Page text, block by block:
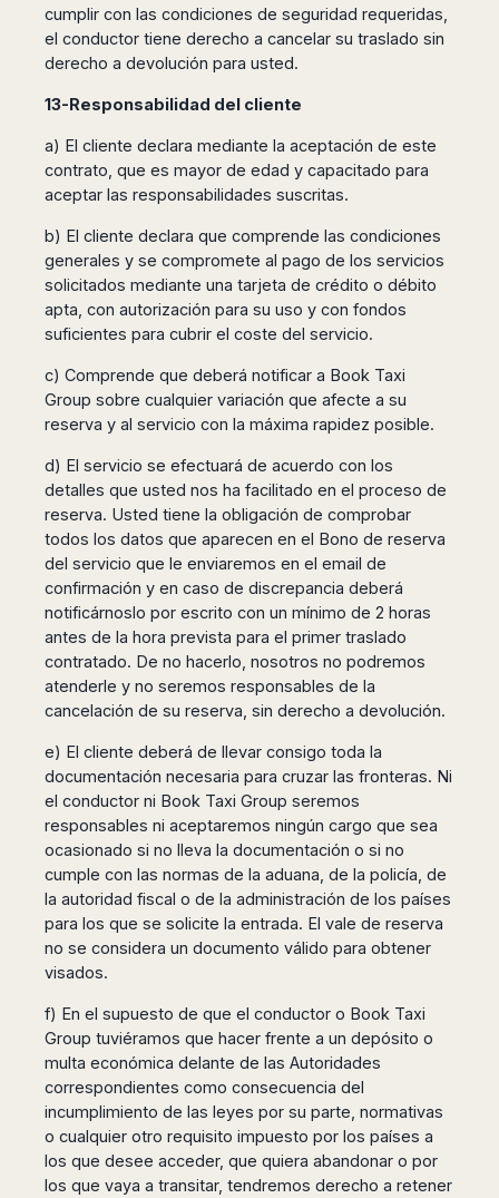
cumplir con las condiciones de seguridad requeridas,
el conductor tiene derecho a cancelar su traslado sin
derecho a devolución para usted.
13-Responsabilidad del cliente
a) El cliente declara mediante la aceptación de este
contrato, que es mayor de edad y capacitado para
aceptar las responsabilidades suscritas.
b) El cliente declara que comprende las condiciones
generales y se compromete al pago de los servicios
solicitados mediante una tarjeta de crédito o débito
apta, con autorización para su uso y con fondos
suficientes para cubrir el coste del servicio.
c) Comprende que deberá notificar a Book Taxi
Group sobre cualquier variación que afecte a su
reserva y al servicio con la máxima rapidez posible.
d) El servicio se efectuará de acuerdo con los
detalles que usted nos ha facilitado en el proceso de
reserva. Usted tiene la obligación de comprobar
todos los datos que aparecen en el Bono de reserva
del servicio que le enviaremos en el email de
confirmación y en caso de discrepancia deberá
notificárnoslo por escrito con un mínimo de 2 horas
antes de la hora prevista para el primer traslado
contratado. De no hacerlo, nosotros no podremos
atenderle y no seremos responsables de la
cancelación de su reserva, sin derecho a devolución.
e) El cliente deberá de llevar consigo toda la
documentación necesaria para cruzar las fronteras. Ni
el conductor ni Book Taxi Group seremos
responsables ni aceptaremos ningún cargo que sea
ocasionado si no lleva la documentación o si no
cumple con las normas de la aduana, de la policía, de
la autoridad fiscal o de la administración de los países
para los que se solicite la entrada. El vale de reserva
no se considera un documento válido para obtener
visados.
f) En el supuesto de que el conductor o Book Taxi
Group tuviéramos que hacer frente a un depósito o
multa económica delante de las Autoridades
correspondientes como consecuencia del
incumplimiento de las leyes por su parte, normativas
o cualquier otro requisito impuesto por los países a
los que desee acceder, que quiera abandonar o por
los que vaya a transitar, tendremos derecho a retener